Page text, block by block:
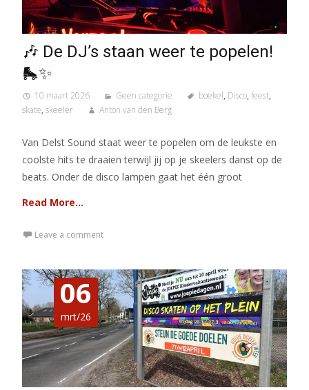
🎶 De DJ’s staan weer te popelen!
🛼✨
10 maart 2026 Geen categorie boekel, Disco, feest,
skate, skeeler Anton van den Berg
Van Delst Sound staat weer te popelen om de leukste en
coolste hits te draaien terwijl jij op je skeelers danst op de
beats. Onder de disco lampen gaat het één groot
Read More…
Leave a comment
06
mrt/26